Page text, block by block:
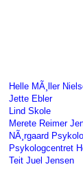
Helle MÃ¸ller
Jette Ebler
Lind Skole
Merete Reimer
NÃ¸rgaard
Psykologcentret
Teit Juel Jensen